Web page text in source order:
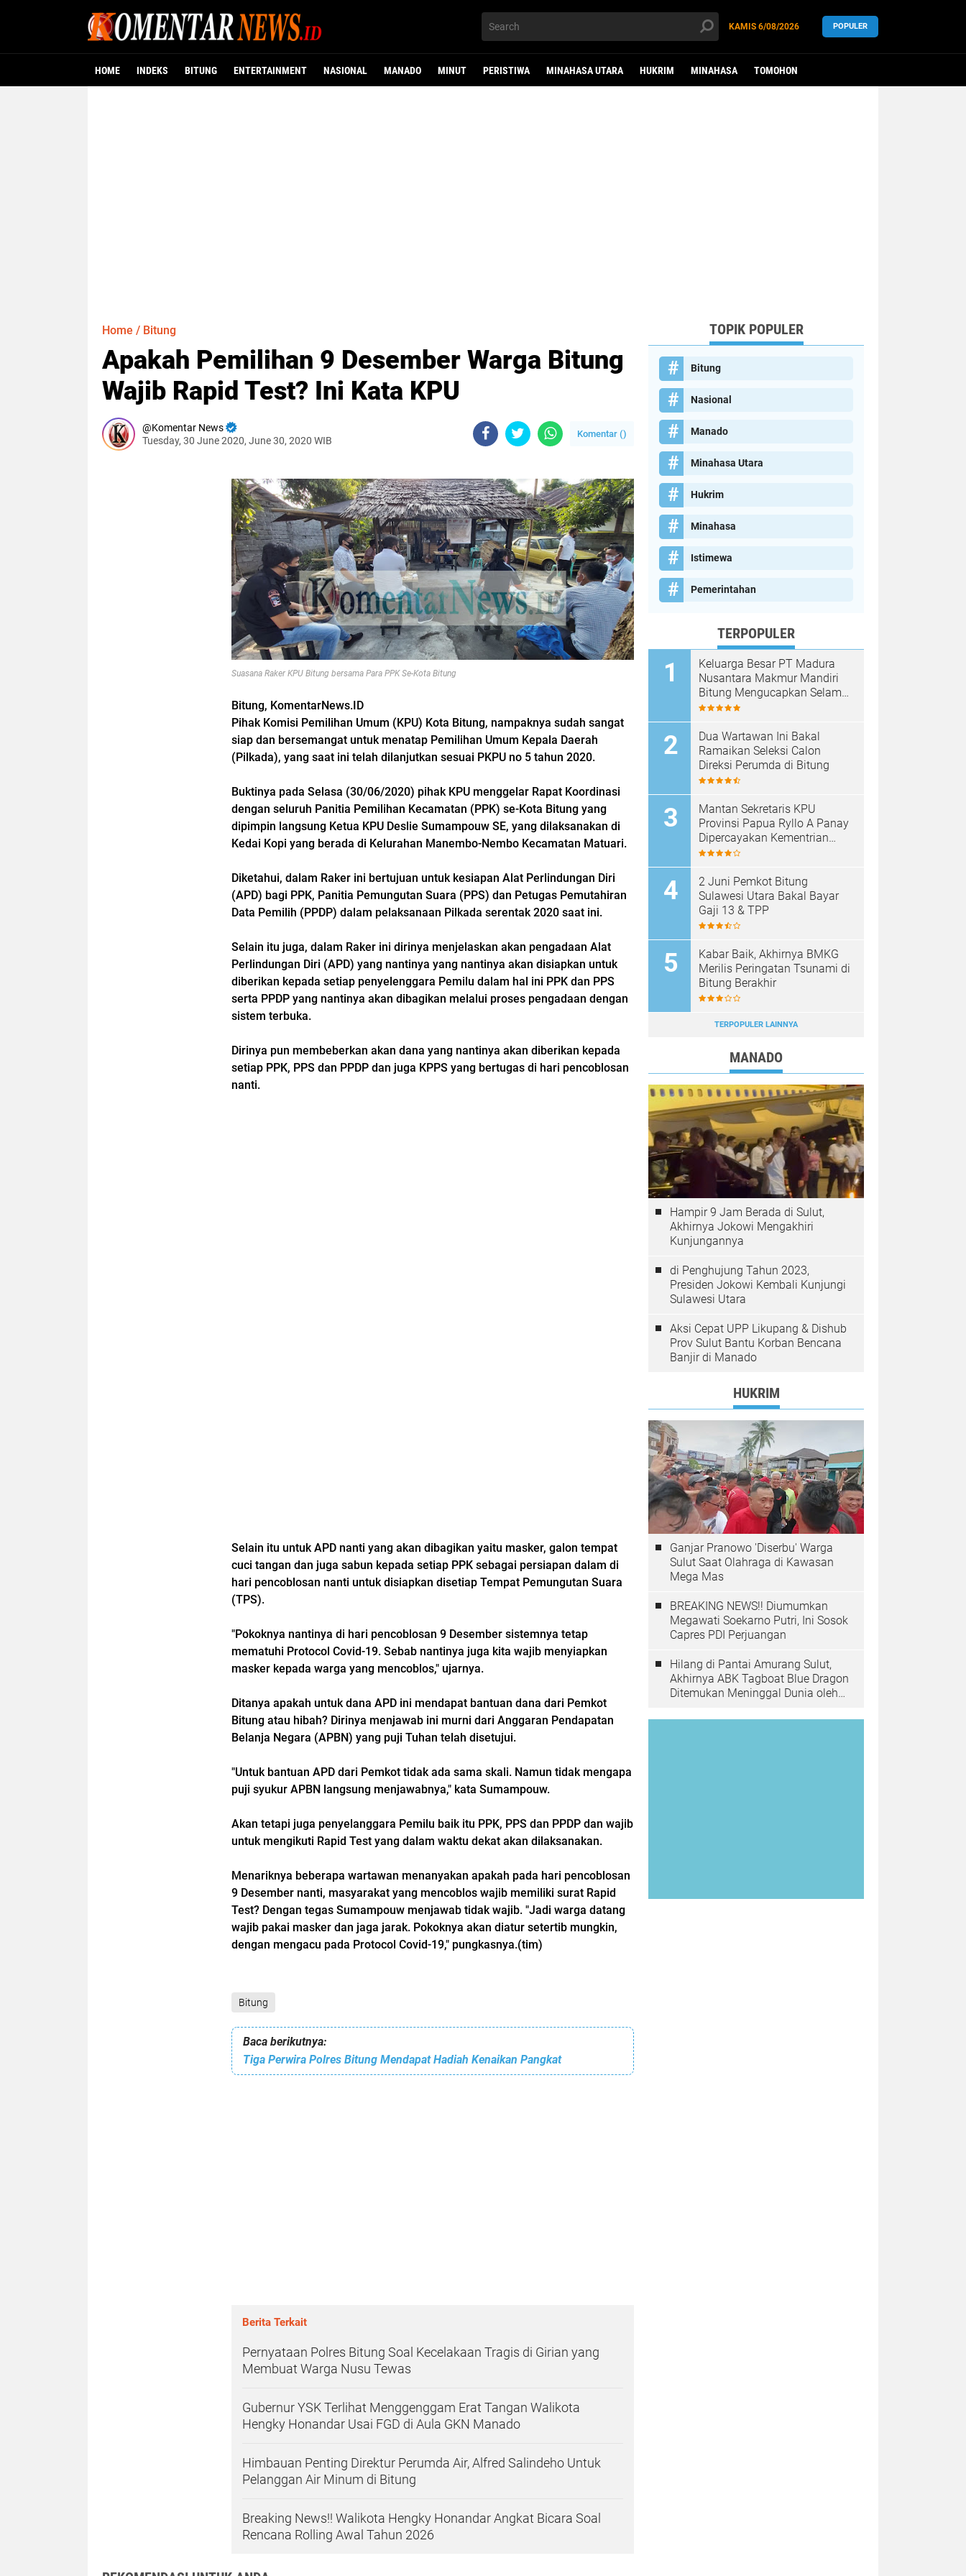
KAMIS 6/08/2026 POPULER
HOME INDEKS BITUNG ENTERTAINMENT NASIONAL MANADO MINUT PERISTIWA MINAHASA UTARA HUKRIM MINAHASA TOMOHON
Home / Bitung
Apakah Pemilihan 9 Desember Warga Bitung
Wajib Rapid Test? Ini Kata KPU
Komentar News
Tuesday, 30 June 2020, June 30, 2020 WIB
Komentar ()
Suasana Raker KPU Bitung bersama Para PPK Se-Kota Bitung
Bitung, KomentarNews.ID
Pihak Komisi Pemilihan Umum (KPU) Kota Bitung, nampaknya sudah sangat
siap dan bersemangat untuk menatap Pemilihan Umum Kepala Daerah
(Pilkada), yang saat ini telah dilanjutkan sesuai PKPU no 5 tahun 2020.
Buktinya pada Selasa (30/06/2020) pihak KPU menggelar Rapat Koordinasi
dengan seluruh Panitia Pemilihan Kecamatan (PPK) se-Kota Bitung yang
dipimpin langsung Ketua KPU Deslie Sumampouw SE, yang dilaksanakan di
Kedai Kopi yang berada di Kelurahan Manembo-Nembo Kecamatan Matuari.
Diketahui, dalam Raker ini bertujuan untuk kesiapan Alat Perlindungan Diri
(APD) bagi PPK, Panitia Pemungutan Suara (PPS) dan Petugas Pemutahiran
Data Pemilih (PPDP) dalam pelaksanaan Pilkada serentak 2020 saat ini.
Selain itu juga, dalam Raker ini dirinya menjelaskan akan pengadaan Alat
Perlindungan Diri (APD) yang nantinya yang nantinya akan disiapkan untuk
diberikan kepada setiap penyelenggara Pemilu dalam hal ini PPK dan PPS
serta PPDP yang nantinya akan dibagikan melalui proses pengadaan dengan
sistem terbuka.
Dirinya pun membeberkan akan dana yang nantinya akan diberikan kepada
setiap PPK, PPS dan PPDP dan juga KPPS yang bertugas di hari pencoblosan
nanti.
Selain itu untuk APD nanti yang akan dibagikan yaitu masker, galon tempat
cuci tangan dan juga sabun kepada setiap PPK sebagai persiapan dalam di
hari pencoblosan nanti untuk disiapkan disetiap Tempat Pemungutan Suara
(TPS).
"Pokoknya nantinya di hari pencoblosan 9 Desember sistemnya tetap
mematuhi Protocol Covid-19. Sebab nantinya juga kita wajib menyiapkan
masker kepada warga yang mencoblos," ujarnya.
Ditanya apakah untuk dana APD ini mendapat bantuan dana dari Pemkot
Bitung atau hibah? Dirinya menjawab ini murni dari Anggaran Pendapatan
Belanja Negara (APBN) yang puji Tuhan telah disetujui.
"Untuk bantuan APD dari Pemkot tidak ada sama skali. Namun tidak mengapa
puji syukur APBN langsung menjawabnya," kata Sumampouw.
Akan tetapi juga penyelanggara Pemilu baik itu PPK, PPS dan PPDP dan wajib
untuk mengikuti Rapid Test yang dalam waktu dekat akan dilaksanakan.
Menariknya beberapa wartawan menanyakan apakah pada hari pencoblosan
9 Desember nanti, masyarakat yang mencoblos wajib memiliki surat Rapid
Test? Dengan tegas Sumampouw menjawab tidak wajib. "Jadi warga datang
wajib pakai masker dan jaga jarak. Pokoknya akan diatur setertib mungkin,
dengan mengacu pada Protocol Covid-19," pungkasnya.(tim)
Bitung
Baca berikutnya:
Tiga Perwira Polres Bitung Mendapat Hadiah Kenaikan Pangkat
Berita Terkait
Pernyataan Polres Bitung Soal Kecelakaan Tragis di Girian yang
Membuat Warga Nusu Tewas
Gubernur YSK Terlihat Menggenggam Erat Tangan Walikota
Hengky Honandar Usai FGD di Aula GKN Manado
Himbauan Penting Direktur Perumda Air, Alfred Salindeho Untuk
Pelanggan Air Minum di Bitung
Breaking News!! Walikota Hengky Honandar Angkat Bicara Soal
Rencana Rolling Awal Tahun 2026
TOPIK POPULER
Bitung
Nasional
Manado
Minahasa Utara
Hukrim
Minahasa
Istimewa
Pemerintahan
TERPOPULER
Keluarga Besar PT Madura
Nusantara Makmur Mandiri
Bitung Mengucapkan Selamat
HUT Bhayangkara ke-80
Dua Wartawan Ini Bakal
Ramaikan Seleksi Calon
Direksi Perumda di Bitung
Mantan Sekretaris KPU
Provinsi Papua Ryllo A Panay
Dipercayakan Kementrian
ESDM RI Menjabat Direktur
Bukti
2 Juni Pemkot Bitung
Sulawesi Utara Bakal Bayar
Gaji 13 & TPP
Kabar Baik, Akhirnya BMKG
Merilis Peringatan Tsunami di
Bitung Berakhir
TERPOPULER LAINNYA
MANADO
Hampir 9 Jam Berada di Sulut,
Akhirnya Jokowi Mengakhiri
Kunjungannya
di Penghujung Tahun 2023,
Presiden Jokowi Kembali Kunjungi
Sulawesi Utara
Aksi Cepat UPP Likupang & Dishub
Prov Sulut Bantu Korban Bencana
Banjir di Manado
HUKRIM
Ganjar Pranowo 'Diserbu' Warga
Sulut Saat Olahraga di Kawasan
Mega Mas
BREAKING NEWS!! Diumumkan
Megawati Soekarno Putri, Ini Sosok
Capres PDI Perjuangan
Hilang di Pantai Amurang Sulut,
Akhirnya ABK Tagboat Blue Dragon
Ditemukan Meninggal Dunia oleh